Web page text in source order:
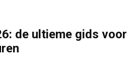
de ultieme gids voor